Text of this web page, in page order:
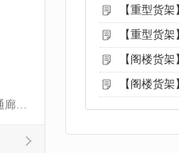
贯通货架、驶入货架、通廊货架
【重型货
【重型货
【阁楼货
【阁楼货